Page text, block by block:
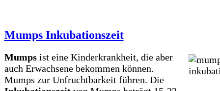
Mumps Inkubationszeit
Mumpsist eine Kinderkrankheit, die aber
auch Erwachsene bekommen können.
Mumps zur Unfruchtbarkeit führen. Die